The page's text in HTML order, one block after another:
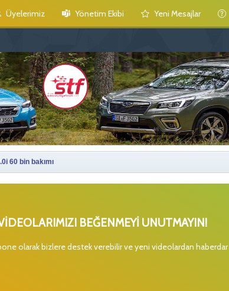
Üyelerimiz Yönetim Ekibi Yeni Mesajlar
60 bin bakımı
BEĞENMEYİ UNUTMAYIN!
olarak bizlere destek verebilir ve yeni videolardan haberdar